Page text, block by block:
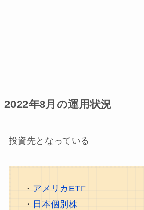
2022年8月の運用状況
投資先となっている
・ アメリカETF
・ 日本個別株